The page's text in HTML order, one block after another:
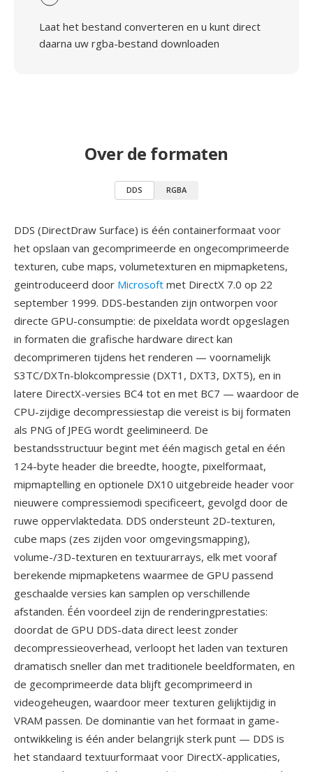
Laat het bestand converteren en u kunt direct
daarna uw rgba-bestand downloaden
Over de formaten
DDS RGBA
DDS (DirectDraw Surface) is één containerformaat voor
het opslaan van gecomprimeerde en ongecomprimeerde
texturen, cube maps, volumetexturen en mipmapketens,
geintroduceerd door Microsoft met DirectX 7.0 op 22
september 1999. DDS-bestanden zijn ontworpen voor
directe GPU-consumptie: de pixeldata wordt opgeslagen
in formaten die grafische hardware direct kan
decomprimeren tijdens het renderen — voornamelijk
S3TC/DXTn-blokcompressie (DXT1, DXT3, DXT5), en in
latere DirectX-versies BC4 tot en met BC7 — waardoor de
CPU-zijdige decompressiestap die vereist is bij formaten
als PNG of JPEG wordt geelimineerd. De
bestandsstructuur begint met één magisch getal en één
124-byte header die breedte, hoogte, pixelformaat,
mipmaptelling en optionele DX10 uitgebreide header voor
nieuwere compressiemodi specificeert, gevolgd door de
ruwe oppervlaktedata. DDS ondersteunt 2D-texturen,
cube maps (zes zijden voor omgevingsmapping),
volume-/3D-texturen en textuurarrays, elk met vooraf
berekende mipmapketens waarmee de GPU passend
geschaalde versies kan samplen op verschillende
afstanden. Één voordeel zijn de renderingprestaties:
doordat de GPU DDS-data direct leest zonder
decompressieoverhead, verloopt het laden van texturen
dramatisch sneller dan met traditionele beeldformaten, en
de gecomprimeerde data blijft gecomprimeerd in
videogeheugen, waardoor meer texturen gelijktijdig in
VRAM passen. De dominantie van het formaat in game-
ontwikkeling is één ander belangrijk sterk punt — DDS is
het standaard textuurformaat voor DirectX-applicaties,